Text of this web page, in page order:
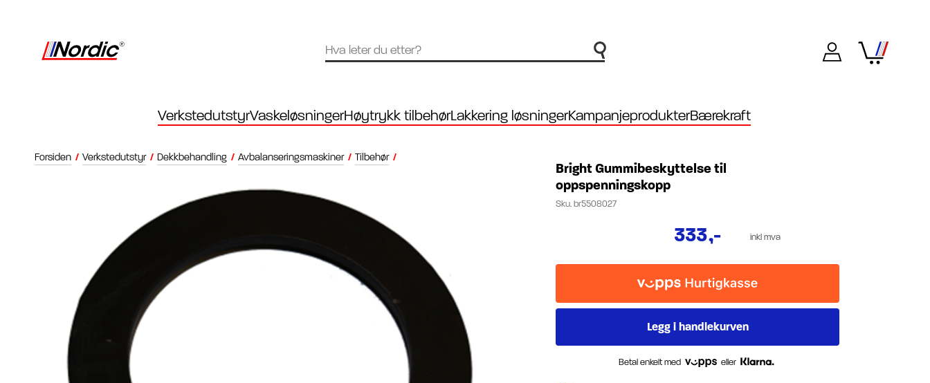
VerkstedutstyrVaskeløsningerHøytrykk tilbehørLakkering løsningerKampanjeprodukterBærekraft
Forsiden / Verkstedutstyr / Dekkbehandling / Avbalanseringsmaskiner / Tilbehør /
Bright Gummibeskyttelse til
oppspenningskopp
Sku. br5508027
333,- inkl mva
Betal enkelt med eller